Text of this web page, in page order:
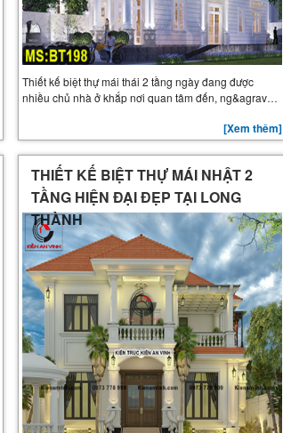
Thiết kế biệt thự mái thái 2 tầng ngày đang được
nhiều chủ nhà ở khắp nơi quan tâm đến, ng&agrav…
[Xem thêm]
THIẾT KẾ BIỆT THỰ MÁI NHẬT 2
TẦNG HIỆN ĐẠI ĐẸP TẠI LONG
THÀNH